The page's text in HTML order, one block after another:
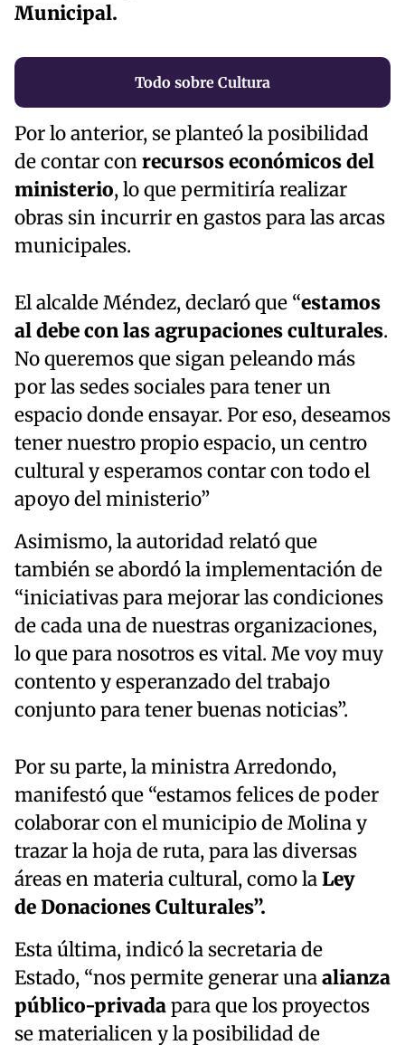
Municipal.
Todo sobre Cultura
Por lo anterior, se planteó la posibilidad
de contar conrecursos económicos del
ministerio, lo que permitiría realizar
obras sin incurrir en gastos para las arcas
municipales.
El alcalde Méndez, declaró que “estamos
al debe con las agrupaciones culturales.
No queremos que sigan peleando más
por las sedes sociales para tener un
espacio donde ensayar. Por eso, deseamos
tener nuestro propio espacio, un centro
cultural y esperamos contar con todo el
apoyo del ministerio”
Asimismo, la autoridad relató que
también se abordó la implementación de
“iniciativas para mejorar las condiciones
de cada una de nuestras organizaciones,
lo que para nosotros es vital. Me voy muy
contento y esperanzado del trabajo
conjunto para tener buenas noticias”.
Por su parte, la ministra Arredondo,
manifestó que “estamos felices de poder
colaborar con el municipio de Molina y
trazar la hoja de ruta, para las diversas
áreas en materia cultural, como laLey
deDonaciones Culturales”.
Esta última, indicó la secretaria de
Estado, “nos permite generar unaalianza
público-privadapara que los proyectos
se materialicen y la posibilidad de